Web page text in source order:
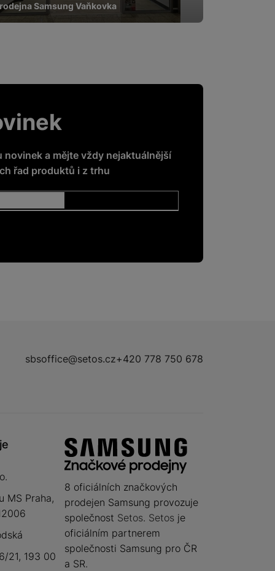
Samsung Vaňkovka
novinek a mějte vždy nejaktuálnější
řad produktů i z trhu
sbsoffice@setos.cz+420 778 750 678
MS Praha,
21, 193 00
8 oficiálních značkových
prodejen Samsung provozuje
společnost Setos. Setos je
oficiálním partnerem
společnosti Samsung pro ČR
a SR.